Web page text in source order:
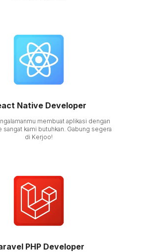
Native Developer
membuat aplikasi dengan
sangat kami butuhkan. Gabung segera
di Kerjoo!
PHP Developer